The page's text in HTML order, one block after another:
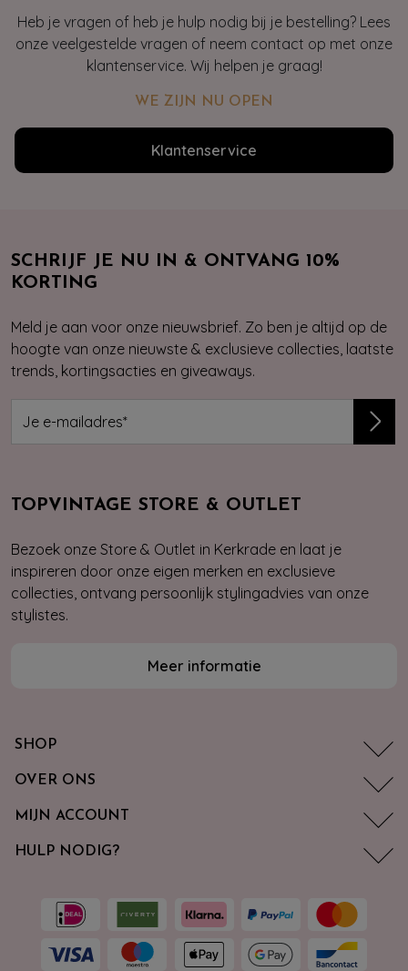
Heb je vragen of heb je hulp nodig bij je bestelling? Lees
onze veelgestelde vragen of neem contact op met onze
klantenservice. Wij helpen je graag!
WE ZIJN NU OPEN
Klantenservice
SCHRIJF JE NU IN & ONTVANG 10%
KORTING
Meld je aan voor onze nieuwsbrief. Zo ben je altijd op de
hoogte van onze nieuwste & exclusieve collecties, laatste
trends, kortingsacties en giveaways.
TOPVINTAGE STORE & OUTLET
Bezoek onze Store & Outlet in Kerkrade en laat je
inspireren door onze eigen merken en exclusieve
collecties, ontvang persoonlijk stylingadvies van onze
stylistes.
Meer informatie
SHOP
OVER ONS
MIJN ACCOUNT
HULP NODIG?